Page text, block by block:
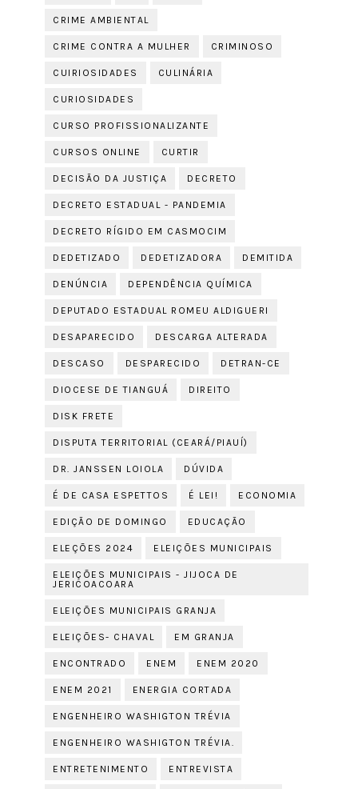
CRIME AMBIENTAL
CRIME CONTRA A MULHER CRIMINOSO
CUIRIOSIDADES CULINÁRIA
CURIOSIDADES
CURSO PROFISSIONALIZANTE
CURSOS ONLINE CURTIR
DECISÃO DA JUSTIÇA DECRETO
DECRETO ESTADUAL - PANDEMIA
DECRETO RÍGIDO EM CASMOCIM
DEDETIZADO DEDETIZADORA DEMITIDA
DENÚNCIA DEPENDÊNCIA QUÍMICA
DEPUTADO ESTADUAL ROMEU ALDIGUERI
DESAPARECIDO DESCARGA ALTERADA
DESCASO DESPARECIDO DETRAN-CE
DIOCESE DE TIANGUÁ DIREITO
DISK FRETE
DISPUTA TERRITORIAL (CEARÁ/PIAUÍ)
DR. JANSSEN LOIOLA DÚVIDA
É DE CASA ESPETTOS É LEI! ECONOMIA
EDIÇÃO DE DOMINGO EDUCAÇÃO
ELEÇÕES 2024 ELEIÇÕES MUNICIPAIS
ELEIÇÕES MUNICIPAIS - JIJOCA DE
JERICOACOARA
ELEIÇÕES MUNICIPAIS GRANJA
ELEIÇÕES- CHAVAL EM GRANJA
ENCONTRADO ENEM ENEM 2020
ENEM 2021 ENERGIA CORTADA
ENGENHEIRO WASHIGTON TRÉVIA
ENGENHEIRO WASHIGTON TRÉVIA.
ENTRETENIMENTO ENTREVISTA